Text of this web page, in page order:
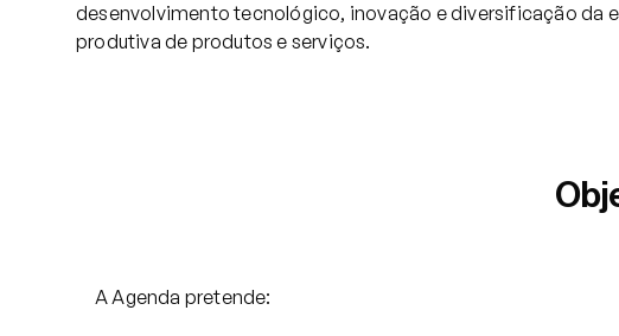
desenvolvimento tecnológico, inovação e diversificação da
produtiva de produtos e serviços.
A Agenda pretende: